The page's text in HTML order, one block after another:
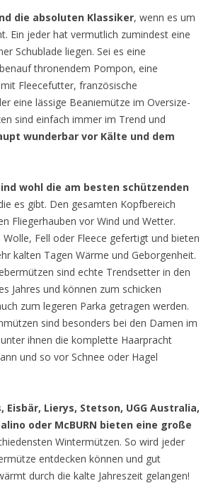
die absoluten Klassiker, wenn es um
Ein jeder hat vermutlich zumindest eine
Schublade liegen. Sei es eine
thronendem Pompon, eine
Fleecefutter, französische
eine lässige Beaniemütze im Oversize-
sind einfach immer im Trend und
wunderbar vor Kälte und dem
wohl die am besten schützenden
es gibt. Den gesamten Kopfbereich
Fliegerhauben vor Wind und Wetter.
Wolle, Fell oder Fleece gefertigt und bieten
kalten Tagen Wärme und Geborgenheit.
sind echte Trendsetter in den
Jahres und können zum schicken
zum legeren Parka getragen werden.
sind besonders bei den Damen im
ihnen die komplette Haarpracht
und so vor Schnee oder Hagel
Eisbär, Lierys, Stetson, UGG Australia,
oder McBURN bieten eine große
Wintermützen. So wird jeder
entdecken können und gut
durch die kalte Jahreszeit gelangen!